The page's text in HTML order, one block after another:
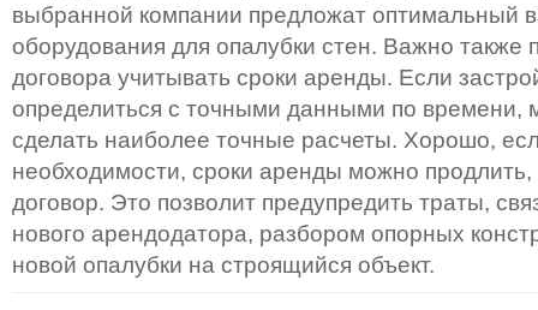
выбранной компании предложат оптимальный
оборудования для опалубки стен. Важно также
договора учитывать сроки аренды. Если
определиться с точными данными по времени,
сделать наиболее точные расчеты. Хорошо,
необходимости, сроки аренды можно
договор. Это позволит предупредить траты,
нового арендодатора, разбором опорных
новой опалубки на строящийся объект.